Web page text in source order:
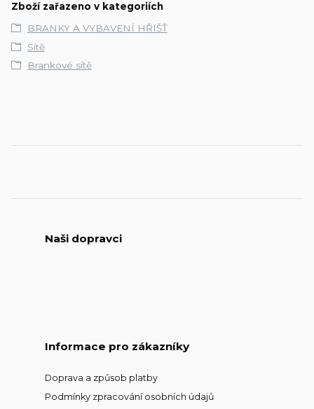
Zboží zařazeno v kategoriích
BRANKY A VYBAVENÍ HŘIŠŤ
Sítě
Brankové sítě
Naši dopravci
Informace pro zákazníky
Doprava a způsob platby
Podmínky zpracování osobních údajů